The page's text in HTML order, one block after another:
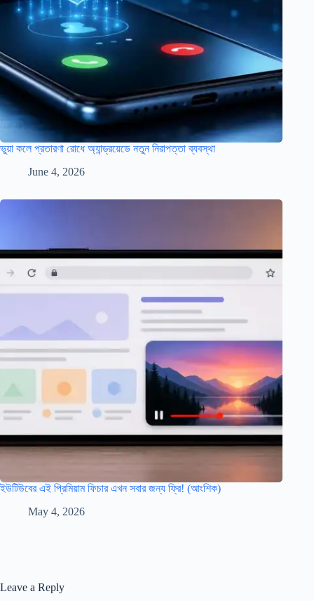
ভুয়া কলে প্রতারণা রোধে অ্যান্ড্রয়েডে নতুন নিরাপত্তা ব্যবস্থা
June 4, 2026
ইউটিউবের এই প্রিমিয়াম ফিচার এখন সবার জন্য ফ্রি! (আংশিক)
May 4, 2026
Leave a Reply